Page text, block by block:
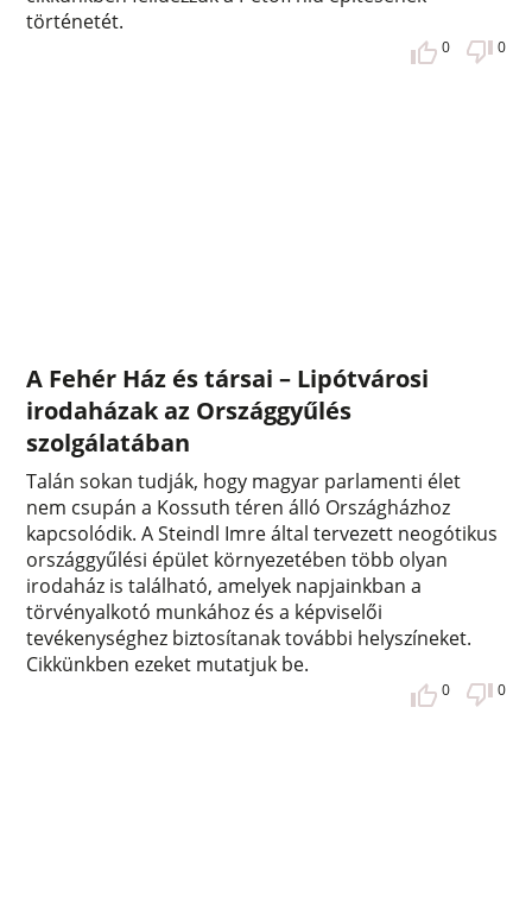
történetét.
0 0
A Fehér Ház és társai – Lipótvárosi
irodaházak az Országgyűlés
szolgálatában
Talán sokan tudják, hogy magyar parlamenti élet
nem csupán a Kossuth téren álló Országházhoz
kapcsolódik. A Steindl Imre által tervezett neogótikus
országgyűlési épület környezetében több olyan
irodaház is található, amelyek napjainkban a
törvényalkotó munkához és a képviselői
tevékenységhez biztosítanak további helyszíneket.
Cikkünkben ezeket mutatjuk be.
0 0